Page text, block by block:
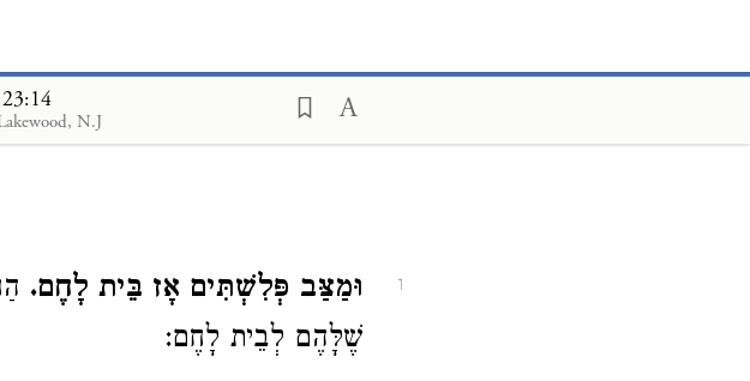
N.J
1 וּמַצַּב פְּלִשְׁתִּים אָז בֵּית לָחֶם.
שֶׁלָּהֶם לְבֵית לָחֶם: